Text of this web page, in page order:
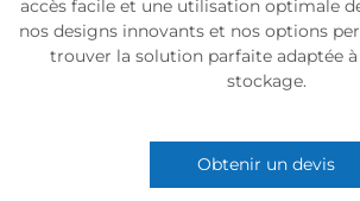
accès facile et une utilisation optimale
nos designs innovants et nos options
trouver la solution parfaite adaptée à
stockage.
Obtenir un devis